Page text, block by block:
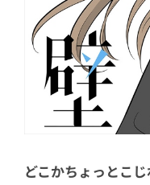
どこかちょっとこ